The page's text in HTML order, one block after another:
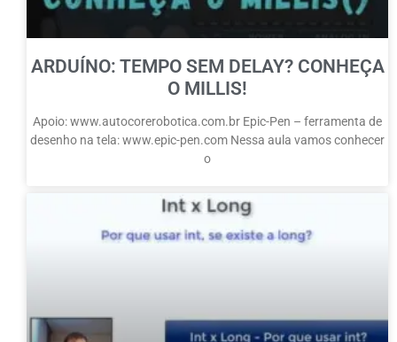
ARDUÍNO: TEMPO SEM DELAY? CONHEÇA
O MILLIS!
Apoio: www.autocorerobotica.com.br Epic-Pen – ferramenta de
desenho na tela: www.epic-pen.com Nessa aula vamos conhecer
o